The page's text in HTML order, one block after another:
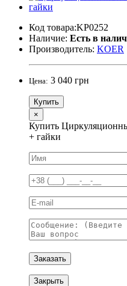
Код товара:KP0252
Наличие: Есть в
Производитель: KOER
Цена: 3 040 грн
Купить
×
Купить
+ гайки
Заказать
Закрыть